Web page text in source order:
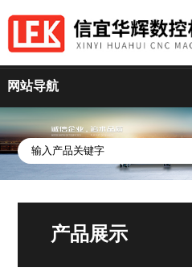
网站导航
产品展示